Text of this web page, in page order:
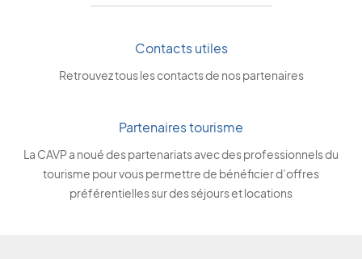
Contacts utiles
Retrouvez tous les contacts de nos partenaires
Partenaires tourisme
La CAVP a noué des partenariats avec des professionnels du
tourisme pour vous permettre de bénéficier d’offres
préférentielles sur des séjours et locations